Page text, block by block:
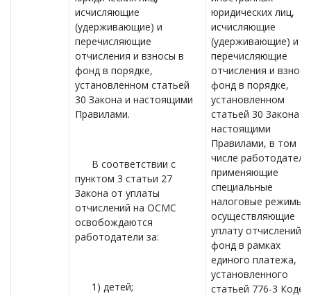
исчисляющие
(удерживающие) и
перечисляющие
отчисления и взносы в
фонд в порядке,
установленном статьей
30 Закона и настоящими
Правилами.
В соответствии с
пунктом 3 статьи 27
Закона от уплаты
отчислений на ОСМС
освобождаются
работодатели за:
1) детей;
юридических лиц,
исчисляющие
(удерживающие) и
перечисляющие
отчисления и
фонд в порядке,
установленном
статьей 30 Закона и
настоящими
Правилами, в том
числе
применяющие
специальные
налоговые режимы и
осуществляющие
уплату отчислений в
фонд в рамках
единого платежа,
установленного
статьей 776-3